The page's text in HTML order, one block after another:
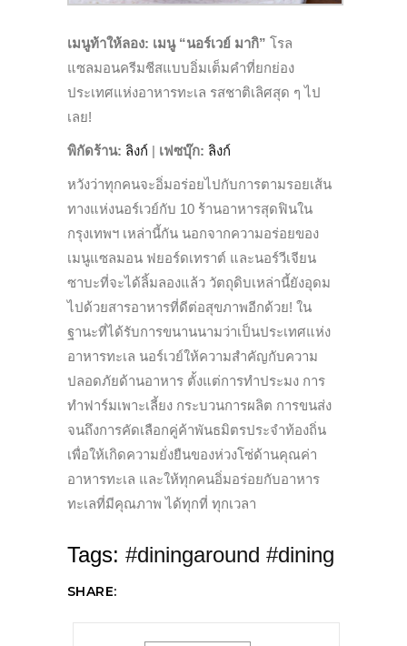
เมนูท้าให้ลอง: เมนู “นอร์เวย์ มากิ” โรล
แซลมอนครีมชีสแบบอิ่มเต็มคำที่ยกย่อง
ประเทศแห่งอาหารทะเล รสชาติเลิศสุด ๆ ไป
เลย!
พิกัดร้าน: ลิงก์ | เฟซบุ๊ก: ลิงก์
หวังว่าทุกคนจะอิ่มอร่อยไปกับการตามรอยเส้น
ทางแห่งนอร์เวย์กับ 10 ร้านอาหารสุดฟินใน
กรุงเทพฯ เหล่านี้กัน นอกจากความอร่อยของ
เมนูแซลมอน ฟยอร์ดเทราต์ และนอร์วีเจียน
ซาบะที่จะได้ลิ้มลองแล้ว วัตถุดิบเหล่านี้ยังอุดม
ไปด้วยสารอาหารที่ดีต่อสุขภาพอีกด้วย! ใน
ฐานะที่ได้รับการขนานนามว่าเป็นประเทศแห่ง
อาหารทะเล นอร์เวย์ให้ความสำคัญกับความ
ปลอดภัยด้านอาหาร ตั้งแต่การทำประมง การ
ทำฟาร์มเพาะเลี้ยง กระบวนการผลิต การขนส่ง
จนถึงการคัดเลือกคู่ค้าพันธมิตรประจำท้องถิ่น
เพื่อให้เกิดความยั่งยืนของห่วงโซ่ด้านคุณค่า
อาหารทะเล และให้ทุกคนอิ่มอร่อยกับอาหาร
ทะเลที่มีคุณภาพ ได้ทุกที่ ทุกเวลา
Tags: #diningaround #dining
SHARE: